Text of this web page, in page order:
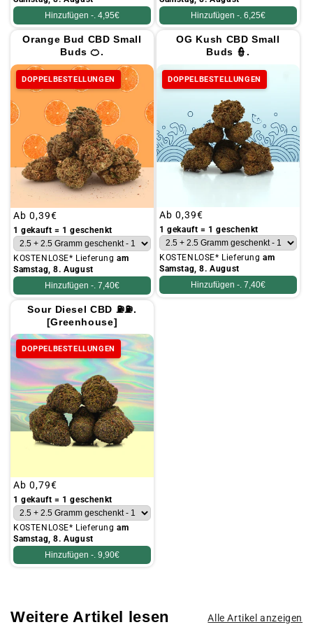
Hinzufügen -. 4,95€
Hinzufügen -. 6,25€
Orange Bud CBD Small
Buds 🍊.
DOPPELBESTELLUNGEN
Üblicher
Preis
Ab 0,39€
1 gekauft = 1 geschenkt
KOSTENLOSE* Lieferungam
Samstag, 8. August
Hinzufügen -. 7,40€
OG Kush CBD Small
Buds 👮.
DOPPELBESTELLUNGEN
Üblicher
Preis
Ab 0,39€
1 gekauft = 1 geschenkt
KOSTENLOSE* Lieferungam
Samstag, 8. August
Hinzufügen -. 7,40€
Sour Diesel CBD ⛽⛽.
[Greenhouse]
DOPPELBESTELLUNGEN
Üblicher
Preis
Ab 0,79€
1 gekauft = 1 geschenkt
KOSTENLOSE* Lieferungam
Samstag, 8. August
Hinzufügen -. 9,90€
Weitere Artikel lesen Alle Artikel anzeigen